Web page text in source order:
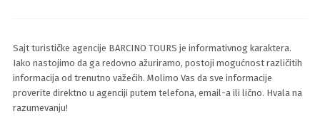
Sajt turističke agencije BARCINO TOURS je informativnog karaktera.
Iako nastojimo da ga redovno ažuriramo, postoji mogućnost različitih
informacija od trenutno važećih. Molimo Vas da sve informacije
proverite direktno u agenciji putem telefona, email-a ili lično. Hvala na
razumevanju!